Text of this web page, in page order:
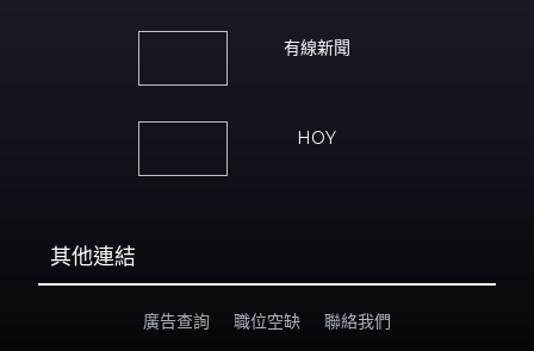
有線新聞
HOY
其他連結
廣告查詢 職位空缺 聯絡我們